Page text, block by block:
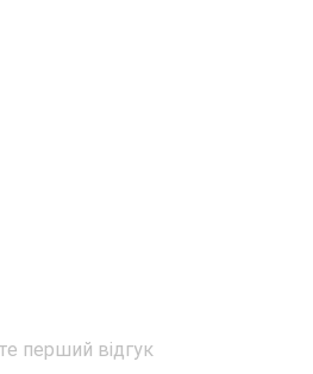
перший відгук